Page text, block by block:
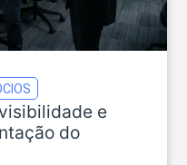
e
do